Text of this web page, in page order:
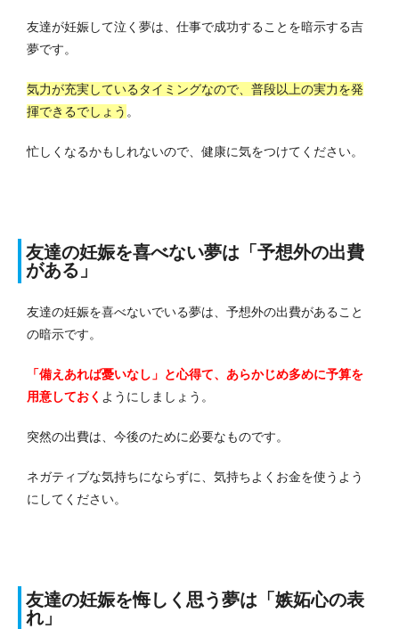
友達が妊娠して泣く夢は、仕事で成功することを暗示する吉
夢です。
気力が充実しているタイミングなので、普段以上の実力を発
揮できるでしょう 。
忙しくなるかもしれないので、健康に気をつけてください。
友達の妊娠を喜べない夢は「予想外の出費
がある」
友達の妊娠を喜べないでいる夢は、予想外の出費があること
の暗示です。
「備えあれば憂いなし」と心得て、あらかじめ多めに予算を
用意しておく ようにしましょう。
突然の出費は、今後のために必要なものです。
ネガティブな気持ちにならずに、気持ちよくお金を使うよう
にしてください。
友達の妊娠を悔しく思う夢は「嫉妬心の表
れ」